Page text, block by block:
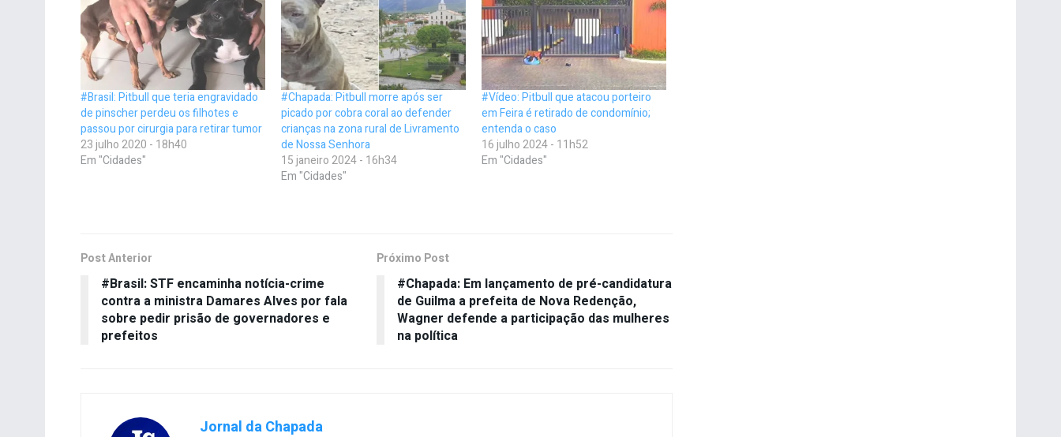
#Brasil: Pitbull que teria engravidado
de pinscher perdeu os filhotes e
passou por cirurgia para retirar tumor
23 julho 2020 - 18h40
Em "Cidades"
#Chapada: Pitbull morre após ser
picado por cobra coral ao defender
crianças na zona rural de Livramento
de Nossa Senhora
15 janeiro 2024 - 16h34
Em "Cidades"
#Vídeo: Pitbull que atacou porteiro
em Feira é retirado de condomínio;
entenda o caso
16 julho 2024 - 11h52
Em "Cidades"
Post Anterior
#Brasil: STF encaminha notícia-crime
contra a ministra Damares Alves por fala
sobre pedir prisão de governadores e
prefeitos
Próximo Post
#Chapada: Em lançamento de pré-candidatura
de Guilma a prefeita de Nova Redenção,
Wagner defende a participação das mulheres
na política
Jornal da Chapada